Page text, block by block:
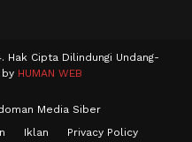
Hak Cipta Dilindungi Undang-
by HUMAN WEB
Media Siber
Iklan Privacy Policy